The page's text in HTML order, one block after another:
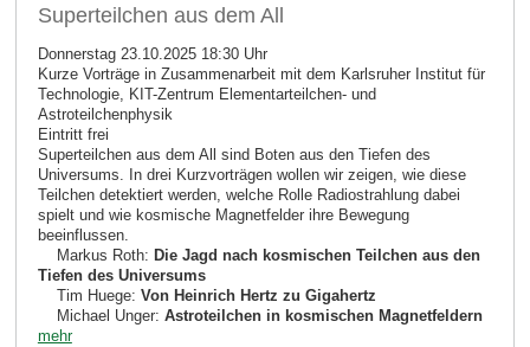
Superteilchen aus dem All
Donnerstag 23.10.2025 18:30 Uhr
Kurze Vorträge in Zusammenarbeit mit dem Karlsruher Institut für
Technologie, KIT-Zentrum Elementarteilchen- und
Astroteilchenphysik
Eintritt frei
Superteilchen aus dem All sind Boten aus den Tiefen des
Universums. In drei Kurzvorträgen wollen wir zeigen, wie diese
Teilchen detektiert werden, welche Rolle Radiostrahlung dabei
spielt und wie kosmische Magnetfelder ihre Bewegung
beeinflussen.
Markus Roth: Die Jagd nach kosmischen Teilchen aus den
Tiefen des Universums
Tim Huege: Von Heinrich Hertz zu Gigahertz
Michael Unger: Astroteilchen in kosmischen Magnetfeldern
mehr